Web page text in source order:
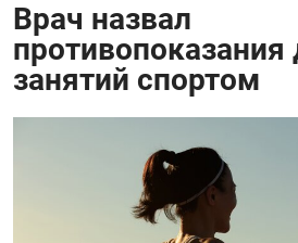
Врач назвал
противопоказания
занятий спортом